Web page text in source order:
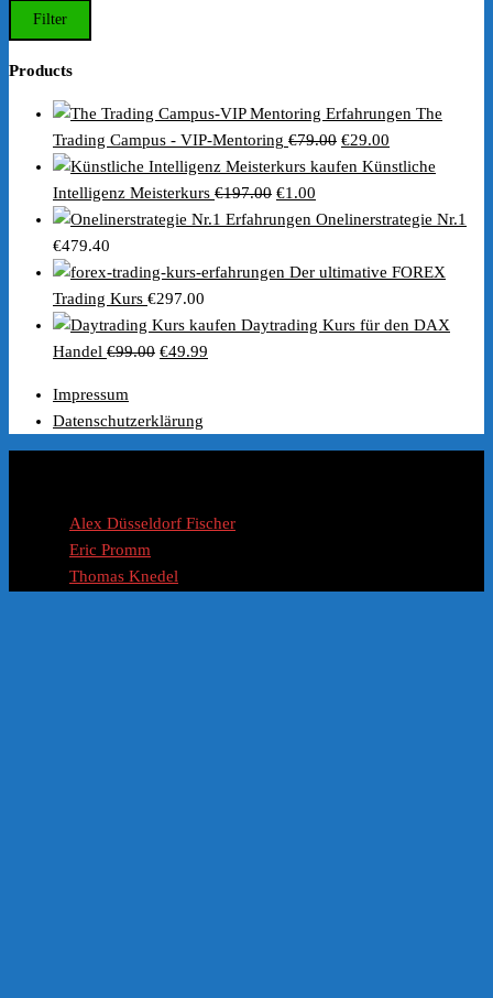
PreisFilter
Products
The
Trading Campus - VIP-Mentoring €79.00 Ursprünglicher
Preis
€79.00
€29.00
Preis
€29.00.
Künstliche
Intelligenz Meisterkurs €197.00 Ursprünglicher
Preis
€197.00
€1.00
Preis
€1.00.
Onelinerstrategie Nr.1
€479.40
Der ultimative FOREX
Trading Kurs €297.00
Daytrading Kurs für den DAX
Handel €99.00 Ursprünglicher
€99.00
€49.99
Impressum
Datenschutzerklärung
Alex Düsseldorf Fischer
Eric Promm
Thomas Knedel